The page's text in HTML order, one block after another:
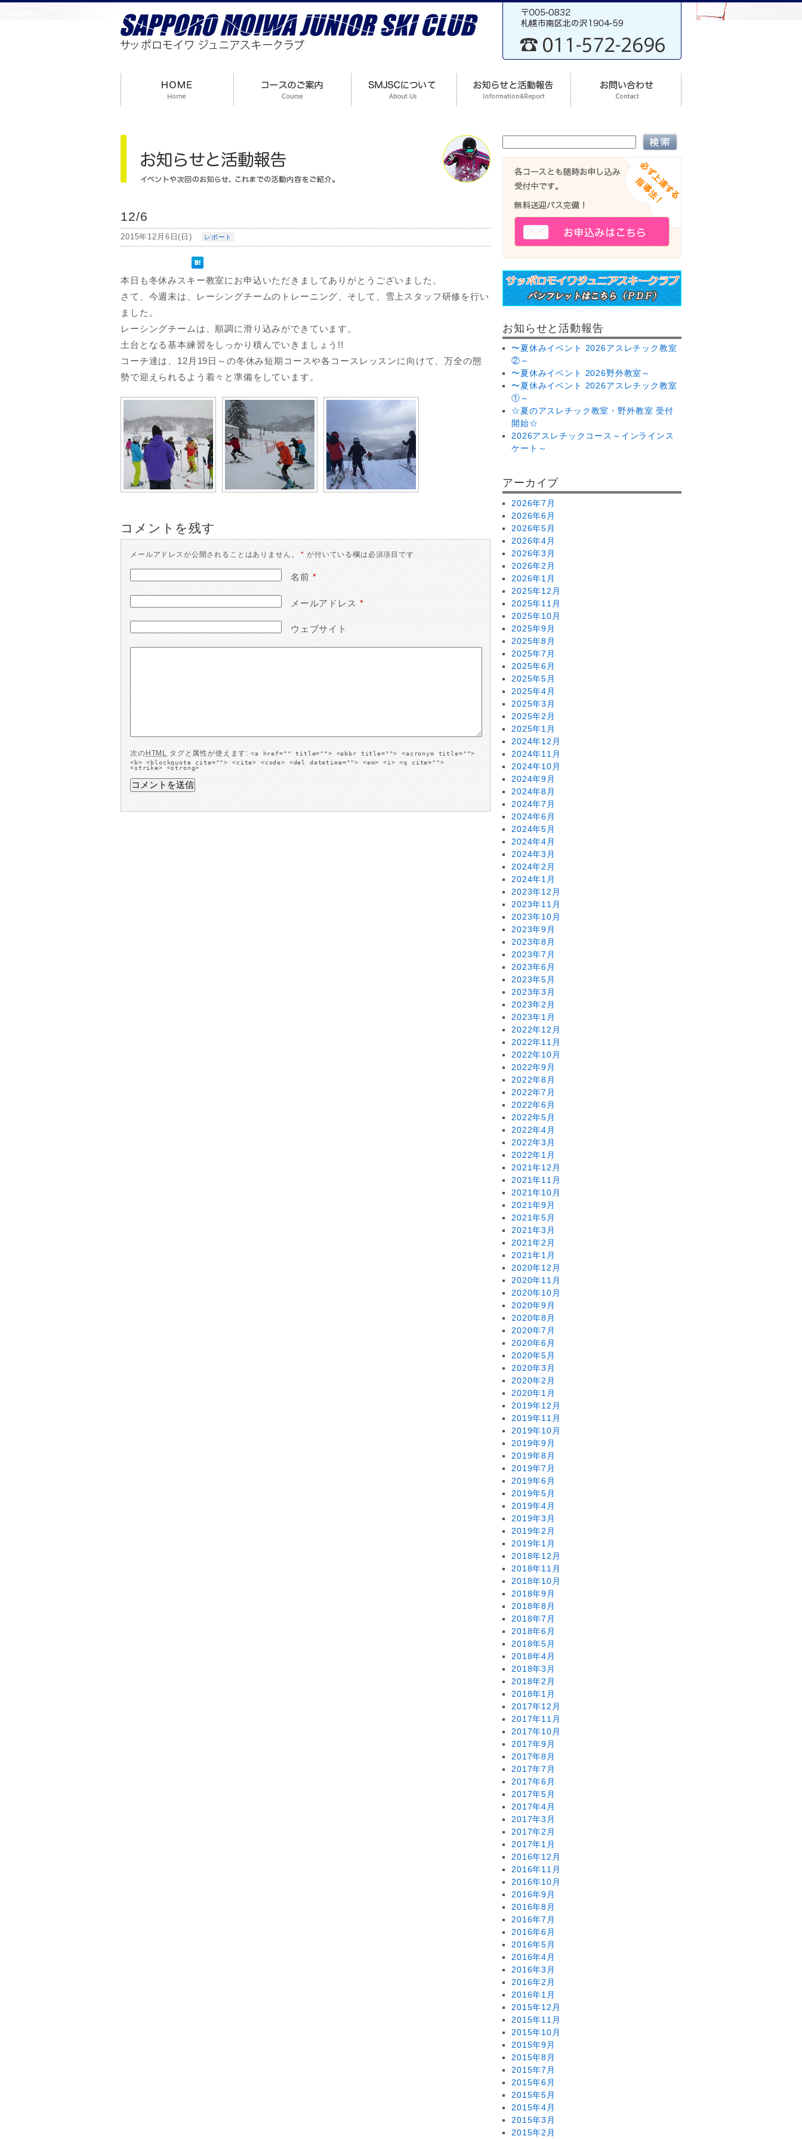
12/6
2015年12月6日(日) レポート
本日も冬休みスキー教室にお申込いただきましてありがとうございました。
さて、今週末は、レーシングチームのトレーニング、そして、雪上スタッフ研修を行い
ました。
レーシングチームは、順調に滑り込みができています。
土台となる基本練習をしっかり積んでいきましょう!!
コーチ達は、12月19日～の冬休み短期コースや各コースレッスンに向けて、万全の態
勢で迎えられるよう着々と準備をしています。
コメントを残す
メールアドレスが公開されることはありません。*が付いている欄は必須項目です
名前*
メールアドレス*
ウェブサイト
次のHTMLタグと属性が使えます:<a href="" title=""> <abbr title=""> <acronym title="">
<b> <blockquote cite=""> <cite> <code> <del datetime=""> <em> <i> <q cite="">
<strike> <strong>
お知らせと活動報告
〜夏休みイベント 2026アスレチック教室
②～
〜夏休みイベント 2026野外教室～
〜夏休みイベント 2026アスレチック教室
①～
☆夏のアスレチック教室・野外教室 受付
開始☆
2026アスレチックコース～インラインス
ケート～
アーカイブ
2026年7月
2026年6月
2026年5月
2026年4月
2026年3月
2026年2月
2026年1月
2025年12月
2025年11月
2025年10月
2025年9月
2025年8月
2025年7月
2025年6月
2025年5月
2025年4月
2025年3月
2025年2月
2025年1月
2024年12月
2024年11月
2024年10月
2024年9月
2024年8月
2024年7月
2024年6月
2024年5月
2024年4月
2024年3月
2024年2月
2024年1月
2023年12月
2023年11月
2023年10月
2023年9月
2023年8月
2023年7月
2023年6月
2023年5月
2023年3月
2023年2月
2023年1月
2022年12月
2022年11月
2022年10月
2022年9月
2022年8月
2022年7月
2022年6月
2022年5月
2022年4月
2022年3月
2022年1月
2021年12月
2021年11月
2021年10月
2021年9月
2021年5月
2021年3月
2021年2月
2021年1月
2020年12月
2020年11月
2020年10月
2020年9月
2020年8月
2020年7月
2020年6月
2020年5月
2020年3月
2020年2月
2020年1月
2019年12月
2019年11月
2019年10月
2019年9月
2019年8月
2019年7月
2019年6月
2019年5月
2019年4月
2019年3月
2019年2月
2019年1月
2018年12月
2018年11月
2018年10月
2018年9月
2018年8月
2018年7月
2018年6月
2018年5月
2018年4月
2018年3月
2018年2月
2018年1月
2017年12月
2017年11月
2017年10月
2017年9月
2017年8月
2017年7月
2017年6月
2017年5月
2017年4月
2017年3月
2017年2月
2017年1月
2016年12月
2016年11月
2016年10月
2016年9月
2016年8月
2016年7月
2016年6月
2016年5月
2016年4月
2016年3月
2016年2月
2016年1月
2015年12月
2015年11月
2015年10月
2015年9月
2015年8月
2015年7月
2015年6月
2015年5月
2015年4月
2015年3月
2015年2月